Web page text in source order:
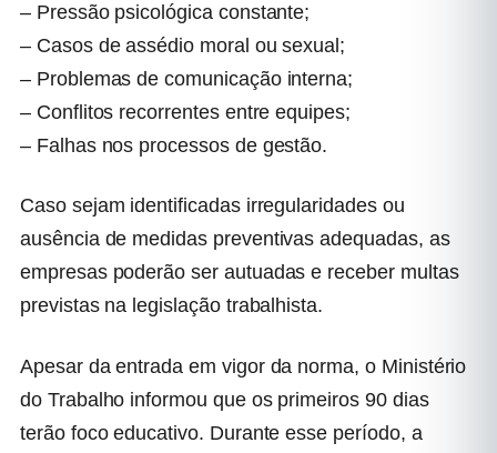
– Pressão psicológica constante;
– Casos de assédio moral ou sexual;
– Problemas de comunicação interna;
– Conflitos recorrentes entre equipes;
– Falhas nos processos de gestão.
Caso sejam identificadas irregularidades ou
ausência de medidas preventivas adequadas, as
empresas poderão ser autuadas e receber multas
previstas na legislação trabalhista.
Apesar da entrada em vigor da norma, o Ministério
do Trabalho informou que os primeiros 90 dias
terão foco educativo. Durante esse período, a